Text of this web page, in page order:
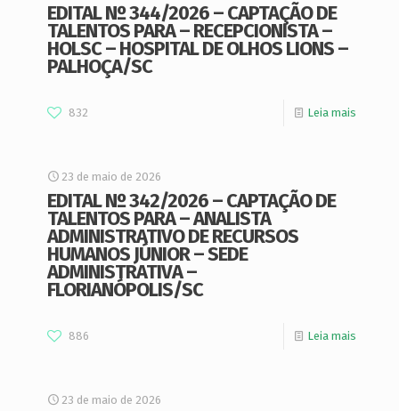
EDITAL Nº 344/2026 – CAPTAÇÃO DE
TALENTOS PARA – RECEPCIONISTA –
HOLSC – HOSPITAL DE OLHOS LIONS –
PALHOÇA/SC
832 Leia mais
23 de maio de 2026
EDITAL Nº 342/2026 – CAPTAÇÃO DE
TALENTOS PARA – ANALISTA
ADMINISTRATIVO DE RECURSOS
HUMANOS JÚNIOR – SEDE
ADMINISTRATIVA –
FLORIANÓPOLIS/SC
886 Leia mais
23 de maio de 2026